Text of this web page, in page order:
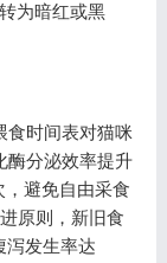
为暗红或黑
食时间表对猫咪
酶分泌效率提升
避免自由采食
原则，新旧食
泻发生率达